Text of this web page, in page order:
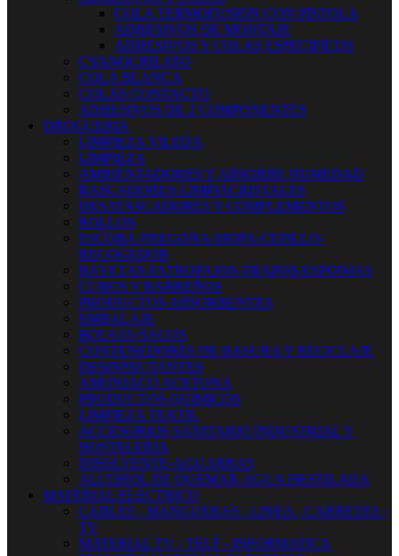
COLA TERMOFUSION CON PISTOLA
ADHESIVOS DE MONTAJE
ADHESIVOS Y COLAS ESPECIFICOS
CYANOCRILATO
COLA BLANCA
COLAS CONTACTO
ADHESIVOS DE 2 COMPONENTES
DROGUERIA
LIMPIEZA VILEDA
LIMPIEZA
AMBIENTADORES Y ABSORBE HUMEDAD
RASCADORES-LIMPIACRISTALES
DESATASCADORES Y COMPLEMENTOS
ROLLOS
ESCOBA-FREGONA-MOPA-CEPILLO-
RECOGEDOR
BAYETAS-ESTROPAJOS-TRAPOS-ESPONJAS
CUBOS Y BARREÑOS
PRODUCTOS ABSORBENTES
EMBALAJE
BOLSAS-SACOS
CONTENEDORES DE BASURA Y RECICLAJE
DESINFECTANTES
AMONIACO ACETONA
PRODUCTOS QUIMICOS
LIMPIEZA TEXTIL
ACCESORIOS SANITARIO INDUSTRIAL Y
HOSTELERIA
DISOLVENTE-AGUARRAS
ALCOHOL DE QUEMAR-AGUA DESTILADA
MATERIAL ELECTRICO
CABLES - MANGUERAS - LINEA - CARRETES -
TV
MATERIAL TV - TELF - INFORMATICA